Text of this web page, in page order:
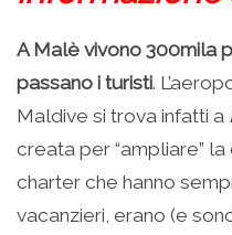
A Malè vivono 300mila
passano i turisti.
Maldive si trova infatti a
creata per “ampliare”
charter che hanno
vacanzieri, erano (e